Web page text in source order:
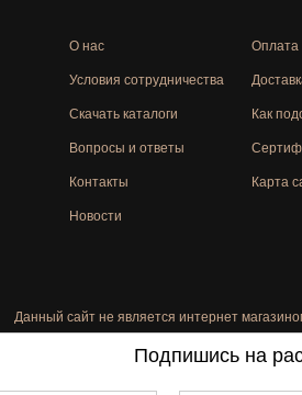
О нас
Условия сотрудничества
Скачать каталоги
Вопросы и ответы
Контакты
Новости
Оплата
Как
Карта
Данный сайт не является интернет
Подпишись на